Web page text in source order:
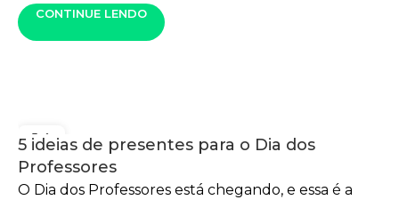
CONTINUE LENDO
14
5 ideias de presentes para o Dia dos
Professores
O Dia dos Professores está chegando, e essa é a